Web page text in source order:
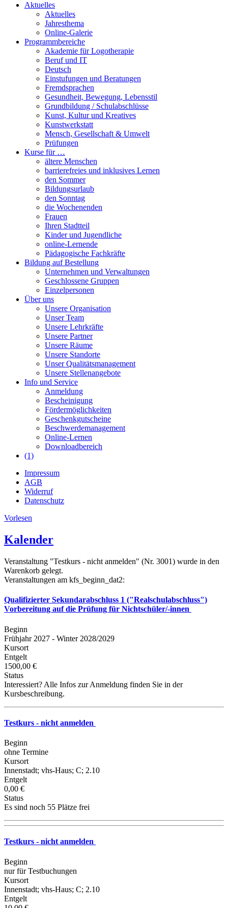
Aktuelles
Aktuelles
Jahresthema
Online-Galerie
Programmbereiche
Akademie für Logotherapie
Beruf und IT
Deutsch
Einstufungen und Beratungen
Fremdsprachen
Gesundheit, Bewegung, Lebensstil
Grundbildung / Schulabschlüsse
Kunst, Kultur und Kreatives
Kunstwerkstatt
Mensch, Gesellschaft & Umwelt
Prüfungen
Kurse für …
ältere Menschen
barrierefreies und inklusives Lernen
den Sommer
Bildungsurlaub
den Sonntag
die Wochenenden
Frauen
Ihren Stadtteil
Kinder und Jugendliche
online-Lernende
Pädagogische Fachkräfte
Bildung auf Bestellung
Unternehmen und Verwaltungen
Geschlossene Gruppen
Einzelpersonen
Über uns
Unsere Organisation
Unser Team
Unsere Lehrkräfte
Unsere Partner
Unsere Räume
Unsere Standorte
Unser Qualitätsmanagement
Unsere Stellenangebote
Info und Service
Anmeldung
Bescheinigung
Fördermöglichkeiten
Geschenkgutscheine
Beschwerdemanagement
Online-Lernen
Downloadbereich
(1)
Impressum
AGB
Widerruf
Datenschutz
Vorlesen
Kalender
Veranstaltung "Testkurs - nicht anmelden" (Nr. 3001) wurde in den
Warenkorb gelegt.
Veranstaltungen am kfs_beginn_dat2:
Qualifizierter Sekundarabschluss 1 ("Realschulabschluss")
Vorbereitung auf die Prüfung für Nichtschüler/-innen
Beginn
Frühjahr 2027 - Winter 2028/2029
Kursort
Entgelt
1500,00 €
Status
Interessiert? Alle Infos zur Anmeldung finden Sie in der
Kursbeschreibung.
Testkurs - nicht anmelden
Beginn
ohne Termine
Kursort
Innenstadt; vhs-Haus; C; 2.10
Entgelt
0,00 €
Status
Es sind noch 55 Plätze frei
Testkurs - nicht anmelden
Beginn
nur für Testbuchungen
Kursort
Innenstadt; vhs-Haus; C; 2.10
Entgelt